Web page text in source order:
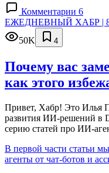
Комментарии 6
ЕЖЕДНЕВНЫЙ ХАБР | 8
50K
4
Почему вас
как этого
Привет, Хабр! Это Илья
развития ИИ-решений в
серию статей про ИИ-
В первой части статьи
агенты от чат-ботов и